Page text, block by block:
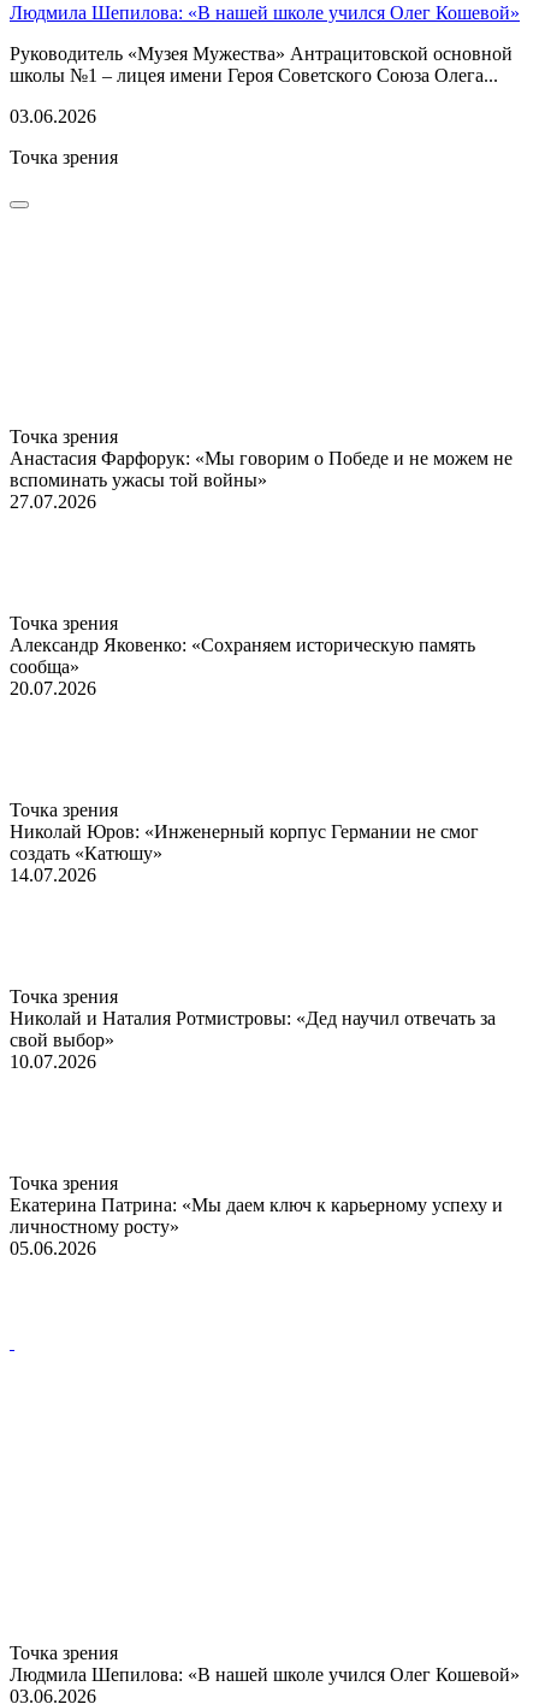
Людмила Шепилова: «В нашей школе учился Олег Кошевой»
Руководитель «Музея Мужества» Антрацитовской основной
школы №1 – лицея имени Героя Советского Союза Олега...
03.06.2026
Точка зрения
Точка зрения
Анастасия Фарфорук: «Мы говорим о Победе и не можем не
вспоминать ужасы той войны»
27.07.2026
Точка зрения
Александр Яковенко: «Сохраняем историческую память
сообща»
20.07.2026
Точка зрения
Николай Юров: «Инженерный корпус Германии не смог
создать «Катюшу»
14.07.2026
Точка зрения
Николай и Наталия Ротмистровы: «Дед научил отвечать за
свой выбор»
10.07.2026
Точка зрения
Екатерина Патрина: «Мы даем ключ к карьерному успеху и
личностному росту»
05.06.2026
Точка зрения
Людмила Шепилова: «В нашей школе учился Олег Кошевой»
03.06.2026